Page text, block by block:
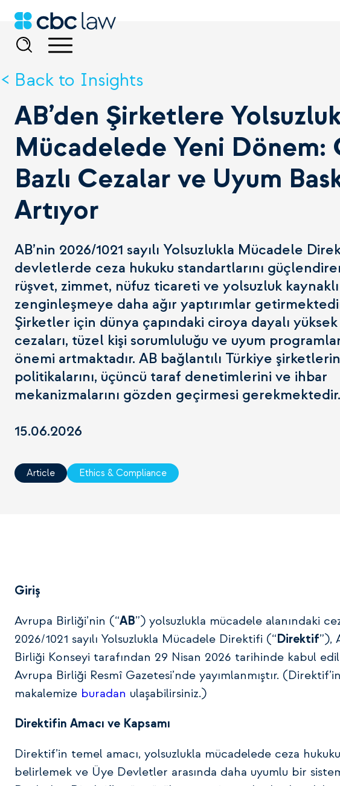
Back to Insights
AB’den Şirketlere
Mücadelede Yeni Dönem:
Bazlı Cezalar ve Uyum
Artıyor
AB’nin 2026/1021 sayılı Yolsuzlukla Mücadele
devletlerde ceza hukuku standartlarını
rüşvet, zimmet, nüfuz ticareti ve yolsuzluk kaynaklı
zenginleşmeye daha ağır yaptırımlar
Şirketler için dünya çapındaki ciroya dayalı
cezaları, tüzel kişi sorumluluğu ve uyum
önemi artmaktadır. AB bağlantılı Türkiye
politikalarını, üçüncü taraf denetimlerini ve ihbar
mekanizmalarını gözden geçirmesi gerekmektedir.
15.06.2026
Article Ethics & Compliance
Giriş
Avrupa Birliği’nin (“AB”) yolsuzlukla mücadele alanındaki
2026/1021 sayılı Yolsuzlukla Mücadele Direktifi (“Direktif”),
Birliği Konseyi tarafından 29 Nisan 2026 tarihinde kabul
Avrupa Birliği Resmî Gazetesi’nde yayımlanmıştır.
makalemize buradan ulaşabilirsiniz.)
Direktifin Amacı ve Kapsamı
Direktif’in temel amacı, yolsuzlukla mücadelede ceza
belirlemek ve Üye Devletler arasında daha uyumlu bir